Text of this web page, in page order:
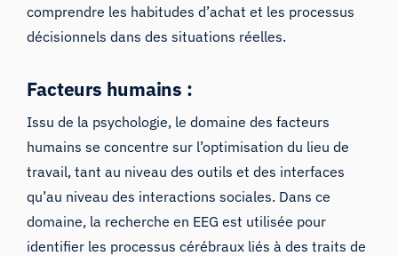
comprendre les habitudes d’achat et les processus
décisionnels dans des situations réelles.
Facteurs humains :
Issu de la psychologie, le domaine des facteurs
humains se concentre sur l’optimisation du lieu de
travail, tant au niveau des outils et des interfaces
qu’au niveau des interactions sociales. Dans ce
domaine, la recherche en EEG est utilisée pour
identifier les processus cérébraux liés à des traits de